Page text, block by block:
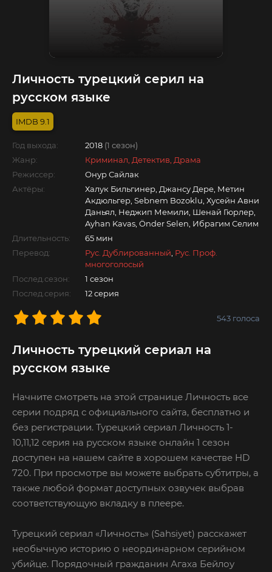
Личность турецкий серил на
русском языке
9.1
Год выхода: 2018 (1 сезон)
Жанр:
Криминал, Детектив, Драма
Режиссер:
Онур Сайлак
Актёры:
Халук Бильгинер, Джансу Дере, Метин
Акдюльгер, Sebnem Bozoklu, Хусейн Авни
Даньял, Неджип Мемили, Шенай Гюрлер,
Ayhan Kavas, Önder Selen, Ибрагим Селим
Длительность:
65 мин
Перевод:
Рус. Дублированный Рус. Проф.
многоголосый
Послед.сезон:
1 сезон
Послед.серия:
12 серия
543 голоса
Личность турецкий сериал на
русском языке
Начните смотреть на этой странице Личность все
серии подряд с официального сайта, бесплатно и
без регистрации. Турецкий сериал Личность 1-
10,11,12 серия на русском языке онлайн 1 сезон
доступен на нашем сайте в хорошем качестве HD
720. При просмотре вы можете выбрать субтитры, а
также любой формат доступных озвучек выбрав
соответствующую вкладку в плеере.
Турецкий сериал «Личность» (Sahsiyet) расскажет
необычную историю о неординарном серийном
убийце. Порядочный гражданин Агаха Бейлоу